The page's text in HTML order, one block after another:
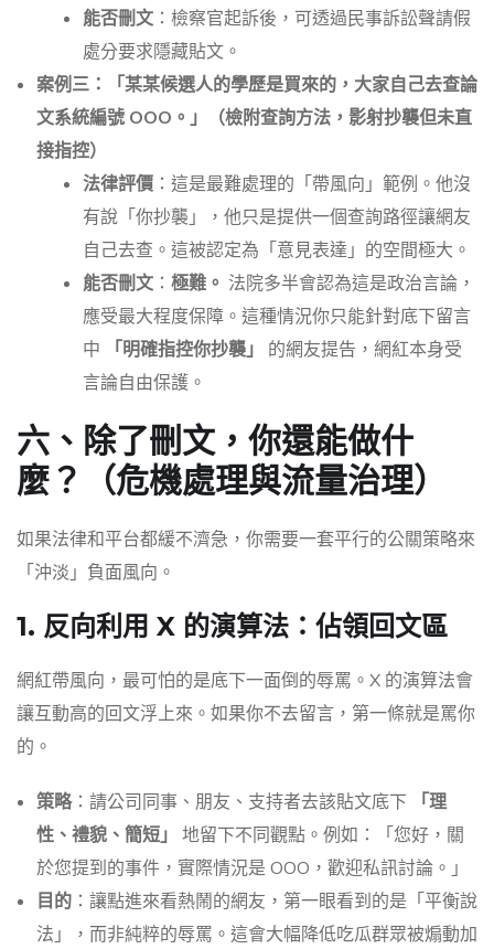
能否刪文 ：檢察官起訴後，可透過民事訴訟聲請假
處分要求隱藏貼文。
案例三：「某某候選人的學歷是買來的，大家自己去查論
文系統編號 OOO。」（檢附查詢方法，影射抄襲但未直
接指控）
法律評價 ：這是最難處理的「帶風向」範例。他沒
有說「你抄襲」，他只是提供一個查詢路徑讓網友
自己去查。這被認定為「意見表達」的空間極大。
能否刪文 ： 極難。 法院多半會認為這是政治言論，
應受最大程度保障。這種情況你只能針對底下留言
中
「明確指控你抄襲」
的網友提告，網紅本身受
言論自由保護。
六、除了刪文，你還能做什
麼？（危機處理與流量治理）
如果法律和平台都緩不濟急，你需要一套平行的公關策略來
「沖淡」負面風向。
1. 反向利用 X 的演算法：佔領回文區
網紅帶風向，最可怕的是底下一面倒的辱罵。X 的演算法會
讓互動高的回文浮上來。如果你不去留言，第一條就是罵你
的。
策略：請公司同事、朋友、支持者去該貼文底下
「理
性、禮貌、簡短」 地留下不同觀點。例如：「您好，關
於您提到的事件，實際情況是 OOO，歡迎私訊討論。」
目的 ：讓點進來看熱鬧的網友，第一眼看到的是「平衡說
法」，而非純粹的辱罵。這會大幅降低吃瓜群眾被煽動加